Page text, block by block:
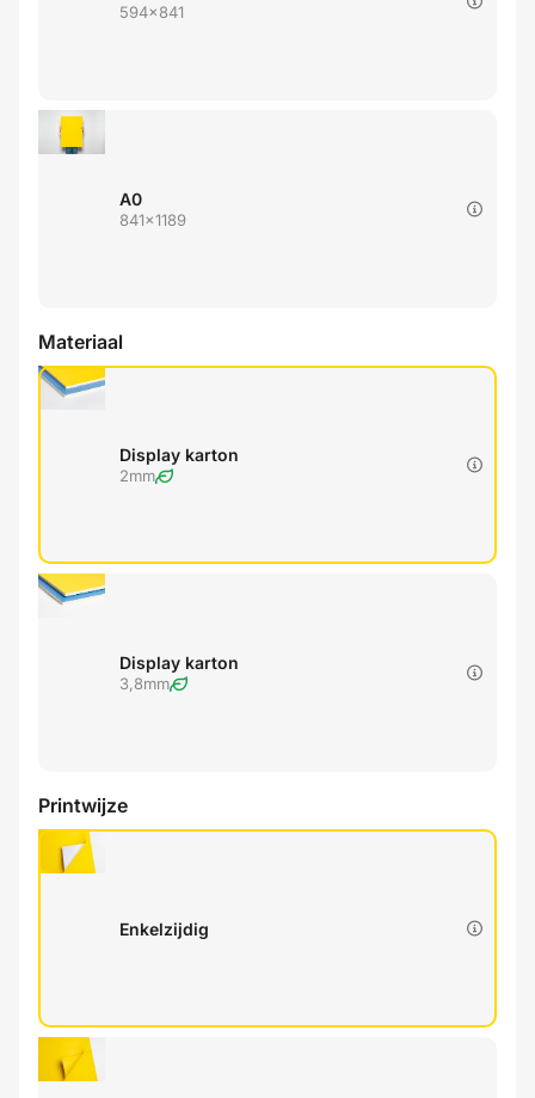
594x841
A0
841x1189
Materiaal
Display karton
2mm
Display karton
3,8mm
Printwijze
Enkelzijdig